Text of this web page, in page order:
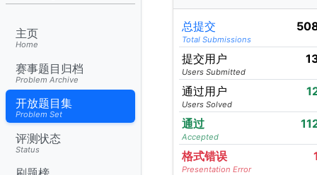
主页
Home
赛事题目归档
Problem Archive
开放题目集
Problem Set
评测状态
Status
总提交
Total Submissions
提交用户
Users Submitted
通过用户
Users Solved
通过
Accepted
格式错误
Presentation Error